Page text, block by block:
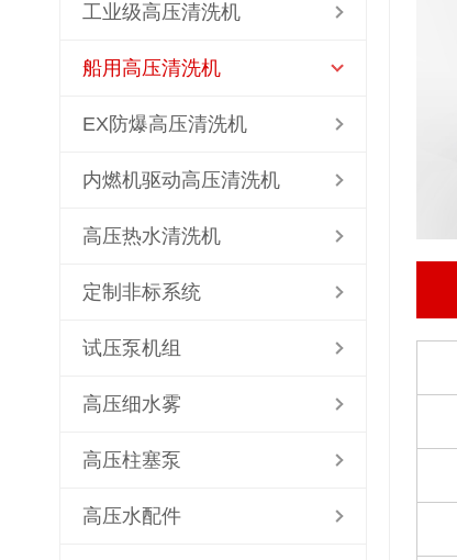
工业级高压清洗机
船用高压清洗机
EX防爆高压清洗机
内燃机驱动高压清洗机
高压热水清洗机
定制非标系统
试压泵机组
高压细水雾
高压柱塞泵
高压水配件